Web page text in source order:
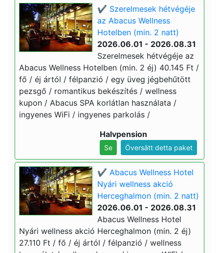
✔️ Szerelmesek hétvégéje
az Abacus Wellness
Hotelben (min. 2 natt)
2026.06.01 - 2026.08.31
Szerelmesek hétvégéje az
Abacus Wellness Hotelben (min. 2 éj) 40.145 Ft /
fő / éj ártól / félpanzió / egy üveg jégbehűtött
pezsgő / romantikus bekészítés / wellness
kupon / Abacus SPA korlátlan használata /
ingyenes WiFi / ingyenes parkolás /
Halvpension
Se Översätt detta paket
✔️ Abacus Wellness Hotel
Nyári wellness akció
Herceghalmon (min. 2 natt)
2026.06.01 - 2026.08.31
Abacus Wellness Hotel
Nyári wellness akció Herceghalmon (min. 2 éj)
27.110 Ft / fő / éj ártól / félpanzió / wellness